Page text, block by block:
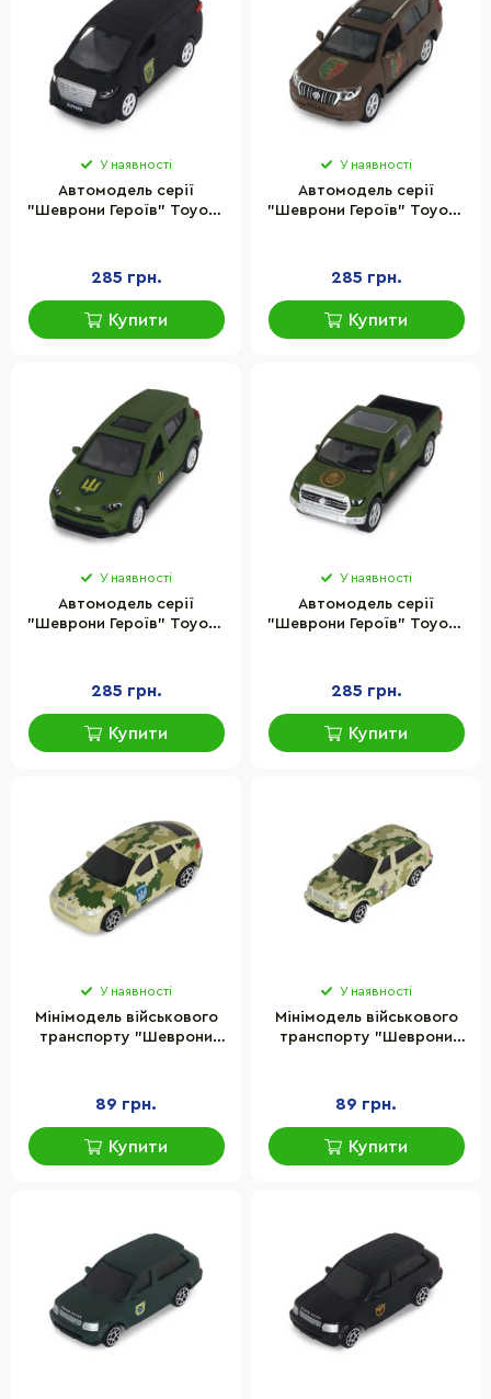
У наявності
Автомодель серії
"Шеврони Героїв" Toyota
285 грн.
Купити
У наявності
Автомодель серії
"Шеврони Героїв" Toyota
285 грн.
Купити
У наявності
Автомодель серії
"Шеврони Героїв" Toyota
KM6198M2
285 грн.
Купити
У наявності
Автомодель серії
"Шеврони Героїв" Toyota
285 грн.
Купити
У наявності
Мінімодель військового
транспорту "Шеврони
89 грн.
Купити
У наявності
Мінімодель військового
транспорту "Шеврони
89 грн.
Купити